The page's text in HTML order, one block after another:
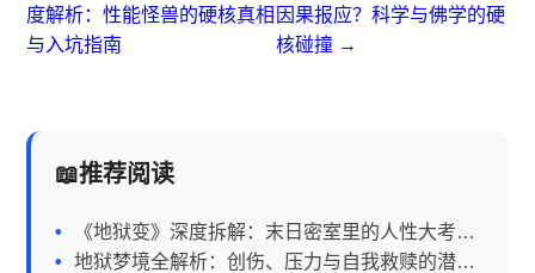
度解析：性能怪兽的硬核真相
与入坑指南
因果报应？科学与佛学的硬
核碰撞 →
推荐阅读
《地狱变》深度拆解：末日密室里的人性大考与
悬疑迷局
地狱梦境全解析：创伤、压力与自我救赎的潜意